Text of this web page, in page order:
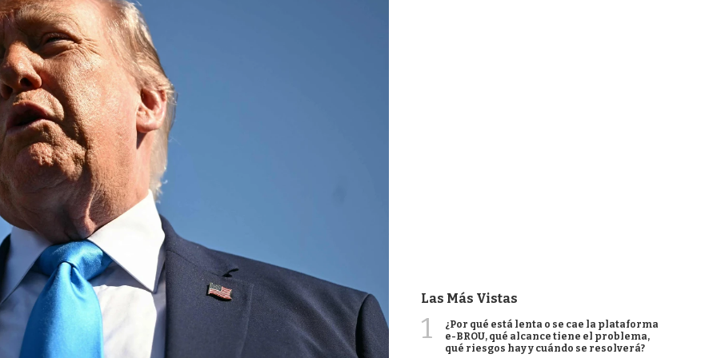
Las Más Vistas
1
¿Por qué está lenta o se cae la plataforma
e-BROU, qué alcance tiene el problema,
qué riesgos hay y cuándo se resolverá?